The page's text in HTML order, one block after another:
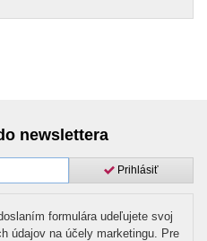
newslettera
Prihlásiť
formulára udeľujete svoj
údajov na účely marketingu. Pre